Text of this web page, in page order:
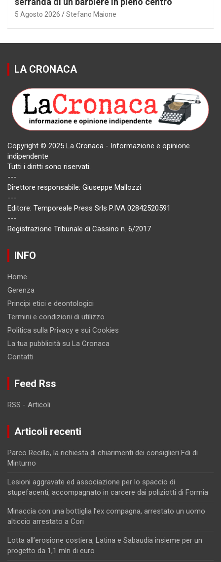
5 Agosto 2026 Stefano Maione
LA CRONACA
Copyright © 2025 La Cronaca - Informazione e opinione
indipendente
Tutti i diritti sono riservati.
---
Direttore responsabile: Giuseppe Mallozzi
---
Editore: Temporeale Press Srls P.IVA 02842520591
---
Registrazione Tribunale di Cassino n. 6/2017
INFO
Home
Gerenza
Principi etici e deontologici
Termini e condizioni di utilizzo
Politica sulla Privacy e sui Cookies
La tua pubblicità su La Cronaca
Contatti
Feed Rss
RSS - Articoli
Articoli recenti
Parco Recillo, la richiesta di chiarimenti dei consiglieri Fdi di
Minturno
Lesioni aggravate ed associazione per lo spaccio di
stupefacenti, accompagnato in carcere dai poliziotti di Formia
Minaccia con una bottiglia l’ex compagna, arrestato un uomo
alticcio arrestato a Cori
Lotta all’erosione costiera, Latina e Sabaudia insieme per un
progetto da 1,1 mln di euro